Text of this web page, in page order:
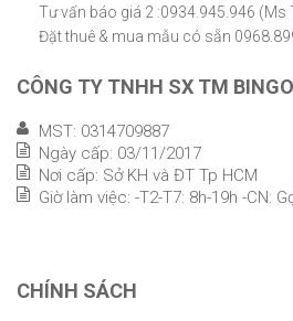
Tư vấn báo giá 2 :0934.945.946 (Ms
Đặt thuê & mua mẫu có sẵn
CÔNG TY TNHH SX TM BINGO
MST: 0314709887
Ngày cấp: 03/11/2017
Nơi cấp: Sở KH và ĐT Tp HCM
Giờ làm việc: -T2-T7: 8h-19h -CN:
CHÍNH SÁCH